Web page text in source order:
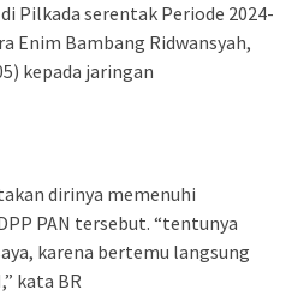
Pilkada serentak Periode 2024-
Enim Bambang Ridwansyah,
kepada jaringan
dirinya memenuhi
PAN tersebut. “tentunya
karena bertemu langsung
kata BR